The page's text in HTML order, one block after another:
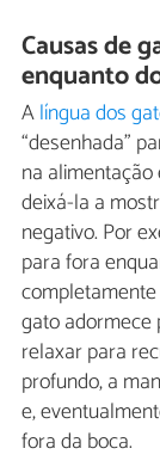
Causas de
enquanto
Alíngua dos
“desenhada”
na
deixá-la a
negativo. Por
para fora
gato adormece
relaxar para
profundo, a
e,
fora da boca.